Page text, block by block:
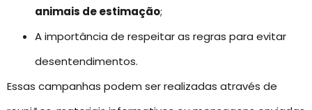
animais de estimação;
A importância de respeitar as regras para evitar
desentendimentos.
Essas campanhas podem ser realizadas através de